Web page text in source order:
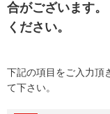
合がございます
ください。
下記の項目をご入力頂
て下さい。